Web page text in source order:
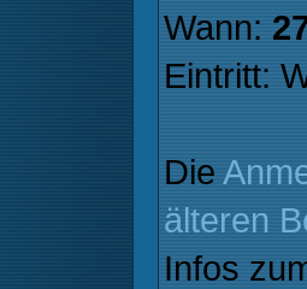
Wann:
Eintritt:
Die
älteren
Infos